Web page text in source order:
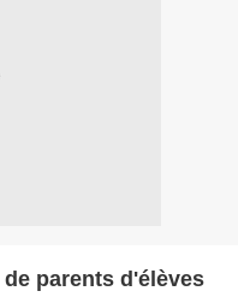
parents d'élèves